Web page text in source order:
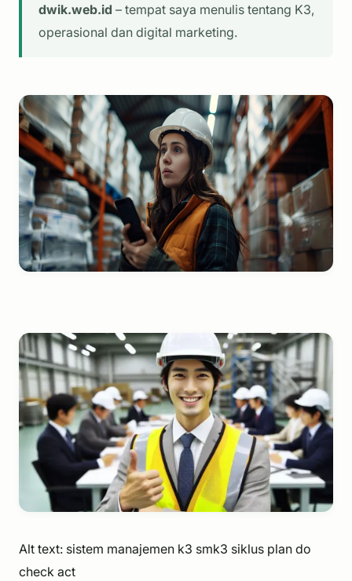
dwik.web.id – tempat saya menulis tentang K3,
operasional dan digital marketing.
Alt text: sistem manajemen k3 smk3 siklus plan do
check act